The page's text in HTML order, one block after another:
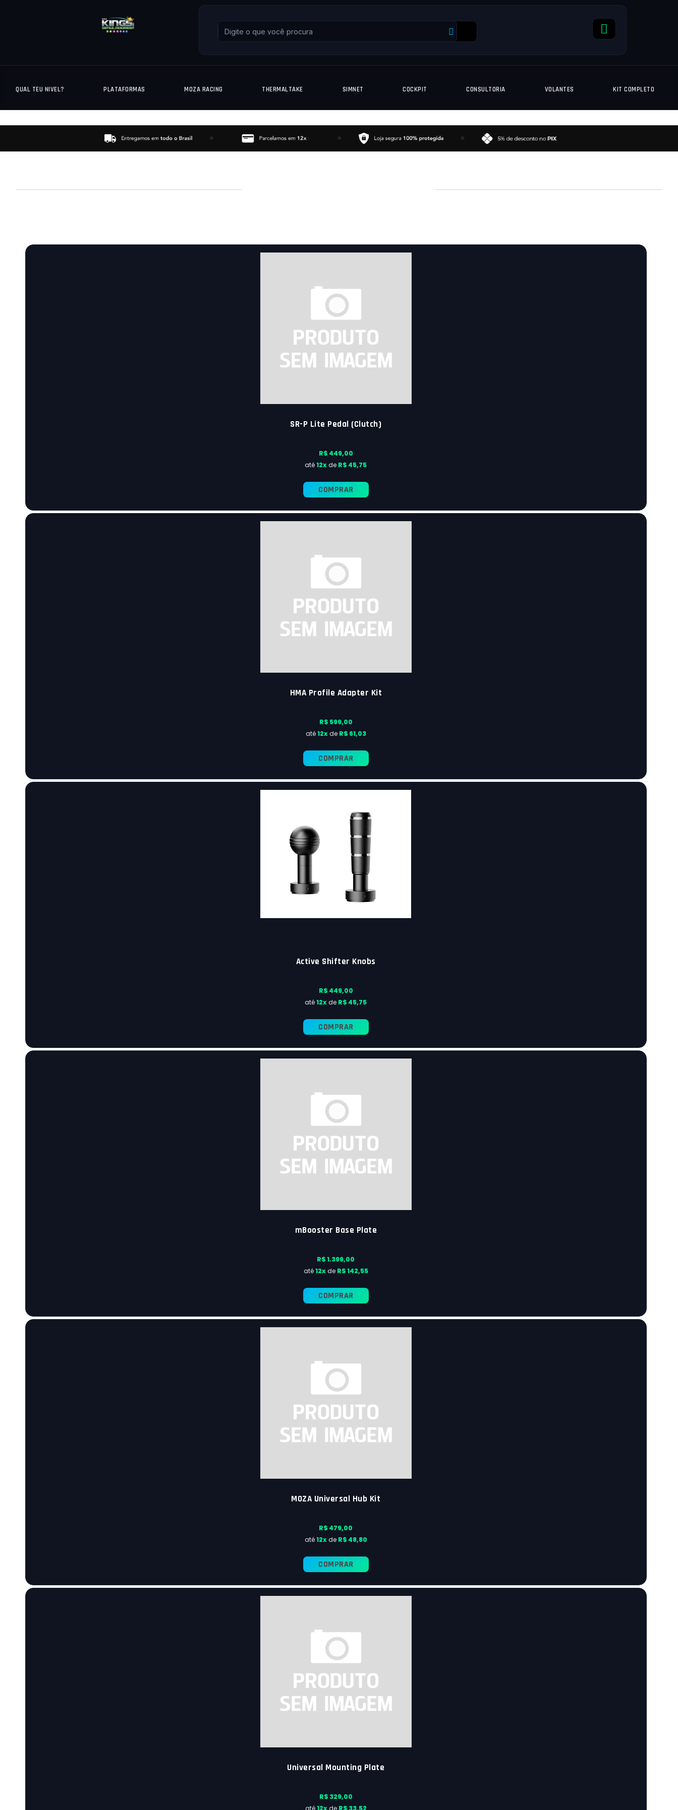
QUAL TEU NIVEL? PLATAFORMAS MOZA RACING THERMALTAKE SIMNET COCKPIT CONSULTORIA VOLANTES KIT COMPLETO
SR-P Lite Pedal (Clutch)
R$ 449,00
até12xde R$ 45,75
COMPRAR
HMA Profile Adapter Kit
R$ 599,00
até12xde R$ 61,03
COMPRAR
Active Shifter Knobs
R$ 449,00
até12xde R$ 45,75
COMPRAR
mBooster Base Plate
R$ 1.399,00
até12xde R$ 142,55
COMPRAR
MOZA Universal Hub Kit
R$ 479,00
até12xde R$ 48,80
COMPRAR
Universal Mounting Plate
R$ 329,00